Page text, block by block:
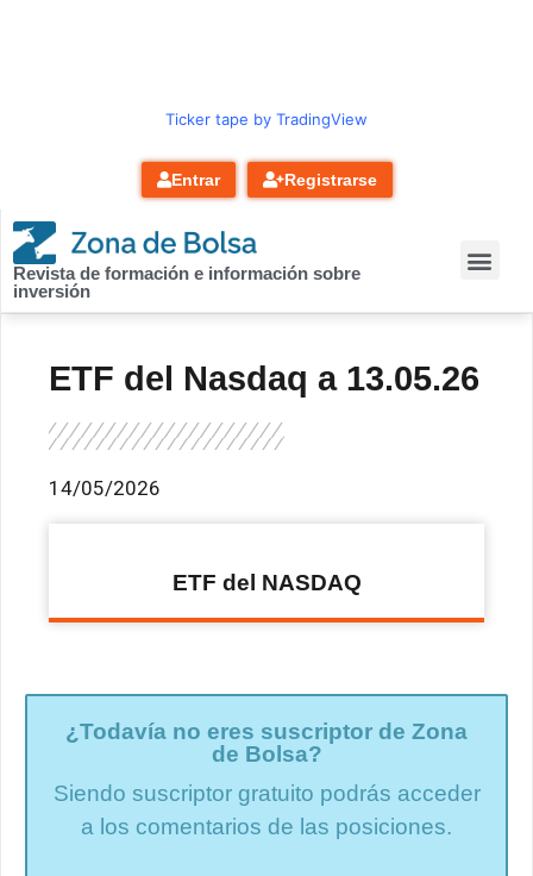
Ticker tape by TradingView
Entrar Registrarse
Revista de formación e información sobre
inversión
ETF del Nasdaq a 13.05.26
14/05/2026
ETF del NASDAQ
¿Todavía no eres suscriptor de Zona
de Bolsa?
Siendo suscriptor gratuito podrás acceder
a los comentarios de las posiciones.